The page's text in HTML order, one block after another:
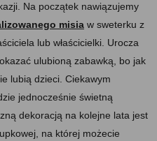
Na początek nawiązujemy
misia w sweterku z
lub właścicielki. Urocza
ulubioną zabawką, bo jak
lubią dzieci. Ciekawym
jednocześnie świetną
dekoracją na kolejne lata jest
na której możecie